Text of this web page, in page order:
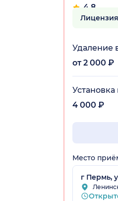
4.8
394 отзыва
Удаление
от 2 000 ₽
4 000 ₽
Место
г Пермь,